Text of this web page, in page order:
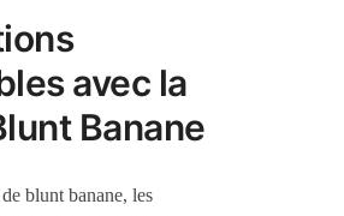
avec la
Banane
blunt banane, les